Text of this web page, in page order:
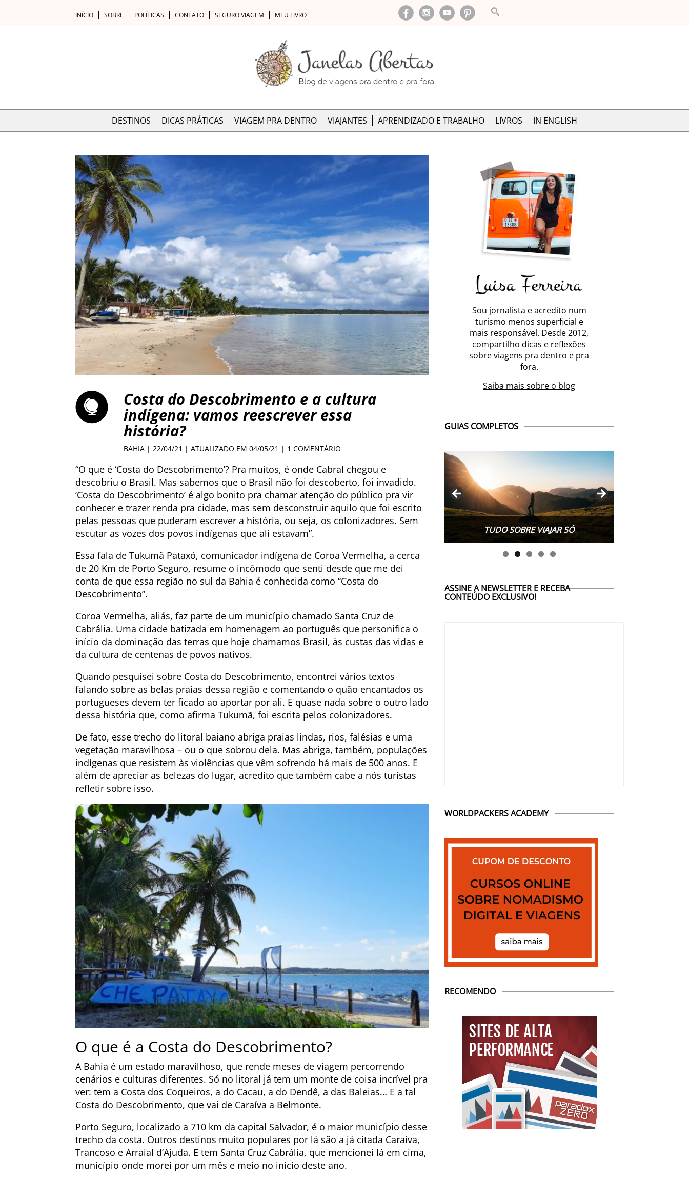
INÍCIO SOBRE POLÍTICAS CONTATO SEGURO VIAGEM MEU LIVRO
DESTINOS DICAS PRÁTICAS VIAGEM PRA DENTRO VIAJANTES APRENDIZADO E TRABALHO LIVROS IN ENGLISH
Costa do Descobrimento e a cultura
indígena: vamos reescrever essa
história?
BAHIA | 22/04/21 | ATUALIZADO EM 04/05/21 | 1 COMENTÁRIO
“O que é ‘Costa do Descobrimento’? Pra muitos, é onde Cabral chegou e
descobriu o Brasil. Mas sabemos que o Brasil não foi descoberto, foi invadido.
‘Costa do Descobrimento’ é algo bonito pra chamar atenção do público pra vir
conhecer e trazer renda pra cidade, mas sem desconstruir aquilo que foi escrito
pelas pessoas que puderam escrever a história, ou seja, os colonizadores. Sem
escutar as vozes dos povos indígenas que ali estavam”.
Essa fala de Tukumã Pataxó, comunicador indígena de Coroa Vermelha, a cerca
de 20 Km de Porto Seguro, resume o incômodo que senti desde que me dei
conta de que essa região no sul da Bahia é conhecida como “Costa do
Descobrimento”.
Coroa Vermelha, aliás, faz parte de um município chamado Santa Cruz de
Cabrália. Uma cidade batizada em homenagem ao português que personifica o
início da dominação das terras que hoje chamamos Brasil, às custas das vidas e
da cultura de centenas de povos nativos.
Quando pesquisei sobre Costa do Descobrimento, encontrei vários textos
falando sobre as belas praias dessa região e comentando o quão encantados os
portugueses devem ter ficado ao aportar por ali. E quase nada sobre o outro lado
dessa história que, como afirma Tukumã, foi escrita pelos colonizadores.
De fato, esse trecho do litoral baiano abriga praias lindas, rios, falésias e uma
vegetação maravilhosa – ou o que sobrou dela. Mas abriga, também, populações
indígenas que resistem às violências que vêm sofrendo há mais de 500 anos. E
além de apreciar as belezas do lugar, acredito que também cabe a nós turistas
refletir sobre isso.
O que é a Costa do Descobrimento?
A Bahia é um estado maravilhoso, que rende meses de viagem percorrendo
cenários e culturas diferentes. Só no litoral já tem um monte de coisa incrível pra
ver: tem a Costa dos Coqueiros, a do Cacau, a do Dendê, a das Baleias… E a tal
Costa do Descobrimento, que vai de Caraíva a Belmonte.
Porto Seguro, localizado a 710 km da capital Salvador, é o maior município desse
trecho da costa. Outros destinos muito populares por lá são a já citada Caraíva,
Trancoso e Arraial d’Ajuda. E tem Santa Cruz Cabrália, que mencionei lá em cima,
município onde morei por um mês e meio no início deste ano.
Sou jornalista e acredito num
turismo menos superficial e
mais responsável. Desde 2012,
compartilho dicas e reflexões
sobre viagens pra dentro e pra
fora.
Saiba mais sobre o blog
GUIAS COMPLETOS
TUDO SOBRE WORK EXCHANGE
ASSINE A NEWSLETTER E RECEBA
CONTEÚDO EXCLUSIVO!
WORLDPACKERS ACADEMY
RECOMENDO